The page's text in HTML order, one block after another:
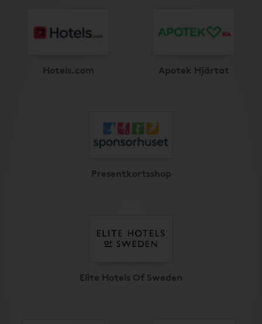
Hotels.com Apotek Hjärtat
Presentkortsshop
Elite Hotels Of Sweden